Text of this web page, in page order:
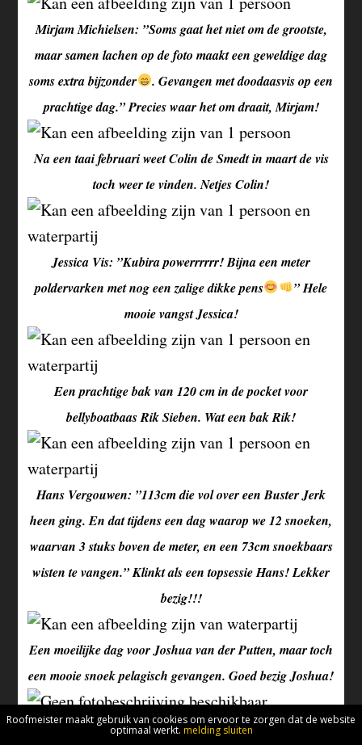
Mirjam Michielsen: ”Soms gaat het niet om de grootste,
maar samen lachen op de foto maakt een geweldige dag
soms extra bijzonder
. Gevangen met doodaasvis op een
prachtige dag.” Precies waar het om draait, Mirjam!
Na een taai februari weet Colin de Smedt in maart de vis
toch weer te vinden. Netjes Colin!
Jessica Vis: ”Kubira powerrrrrr! Bijna een meter
poldervarken met nog een zalige dikke pens
” Hele
mooie vangst Jessica!
Een prachtige bak van 120 cm in de pocket voor
bellyboatbaas Rik Sieben. Wat een bak Rik!
Hans Vergouwen: ”113cm die vol over een Buster Jerk
heen ging. En dat tijdens een dag waarop we 12 snoeken,
waarvan 3 stuks boven de meter, en een 73cm snoekbaars
wisten te vangen.” Klinkt als een topsessie Hans! Lekker
bezig!!!
Een moeilijke dag voor Joshua van der Putten, maar toch
een mooie snoek pelagisch gevangen. Goed bezig Joshua!
Jimmy Vandekerckhove met een heel bijzondere baars. Tel
Roofmeister maakt gebruik van cookies om ervoor te zorgen dat de website
optimaal werkt. melding sluiten